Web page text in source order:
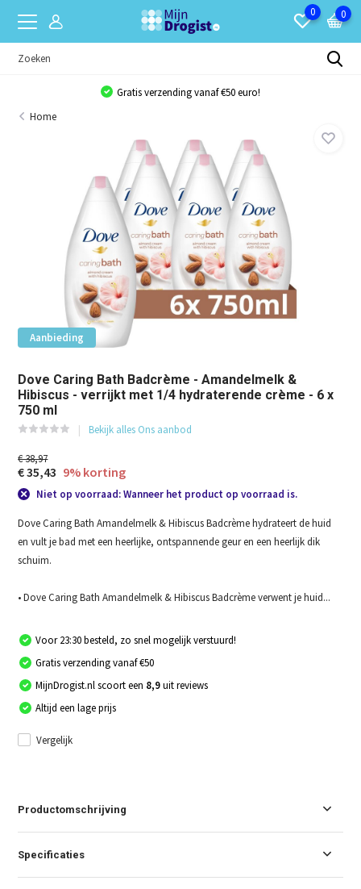
0 0
Gratis verzending vanaf €50 euro!
Home
Aanbieding
Dove Caring Bath Badcrème - Amandelmelk &
Hibiscus - verrijkt met 1/4 hydraterende crème - 6 x
750 ml
Bekijk alles Ons aanbod
€ 38,97
€ 35,43 9% korting
Niet op voorraad: Wanneer het product op voorraad is.
Dove Caring Bath Amandelmelk & Hibiscus Badcrème hydrateert de huid
en vult je bad met een heerlijke, ontspannende geur en een heerlijk dik
schuim.
• Dove Caring Bath Amandelmelk & Hibiscus Badcrème verwent je huid...
Voor 23:30 besteld, zo snel mogelijk verstuurd!
Gratis verzending vanaf €50
MijnDrogist.nl scoort een 8,9uit reviews
Altijd een lage prijs
Vergelijk
Productomschrijving
Specificaties